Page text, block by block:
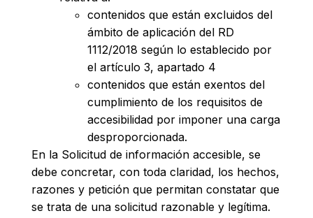
contenidos que están excluidos del
ámbito de aplicación del RD
1112/2018 según lo establecido por
el artículo 3, apartado 4
contenidos que están exentos del
cumplimiento de los requisitos de
accesibilidad por imponer una carga
desproporcionada.
En la Solicitud de información accesible, se
debe concretar, con toda claridad, los hechos,
razones y petición que permitan constatar que
se trata de una solicitud razonable y legítima.